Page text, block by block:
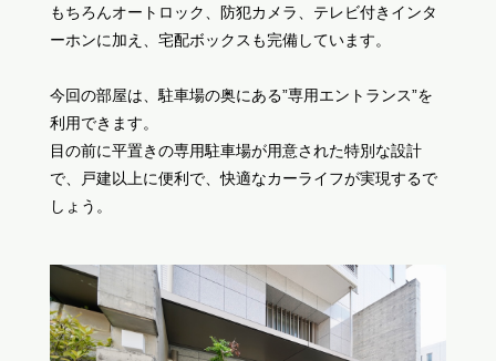
もちろんオートロック、防犯カメラ、テレビ付きインタ
ーホンに加え、宅配ボックスも完備しています。
今回の部屋は、駐車場の奥にある”専用エントランス”を
利用できます。
目の前に平置きの専用駐車場が用意された特別な設計
で、戸建以上に便利で、快適なカーライフが実現するで
しょう。